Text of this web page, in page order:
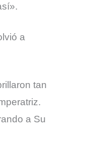
a
tan
a Su